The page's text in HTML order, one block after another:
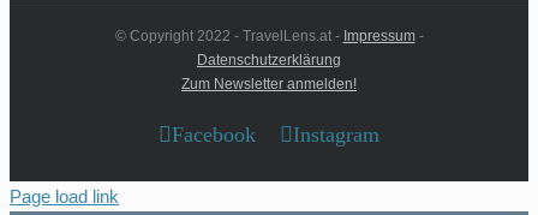
© Copyright 2022 - TravelLens.at - Impressum-
Datenschutzerklärung
Zum Newsletter anmelden!
Facebook Instagram
Page load link